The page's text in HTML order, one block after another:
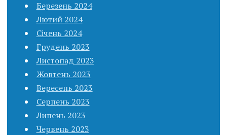
Березень 2024
Лютий 2024
Січень 2024
Грудень 2023
Листопад 2023
Жовтень 2023
Вересень 2023
Серпень 2023
Липень 2023
Червень 2023